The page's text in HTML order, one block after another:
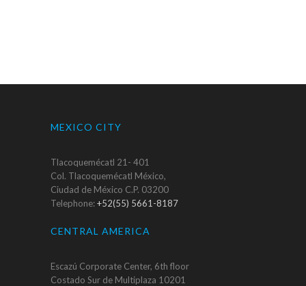
MEXICO CITY
Tlacoquemécatl 21- 401
Col. Tlacoquemécatl México,
Ciudad de México C.P. 03200
Telephone:+52(55) 5661-8187
CENTRAL AMERICA
Escazú Corporate Center, 6th floor
Costado Sur de Multiplaza 10201